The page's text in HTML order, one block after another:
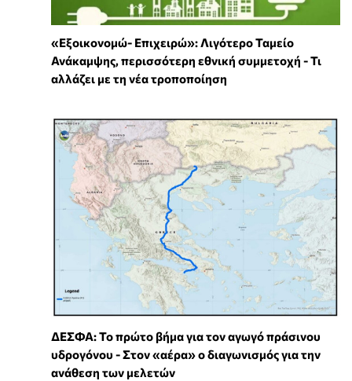
«Εξοικονομώ- Επιχειρώ»: Λιγότερο Ταμείο
Ανάκαμψης, περισσότερη εθνική συμμετοχή - Τι
αλλάζει με τη νέα τροποποίηση
ΔΕΣΦΑ: Το πρώτο βήμα για τον αγωγό πράσινου
υδρογόνου - Στον «αέρα» ο διαγωνισμός για την
ανάθεση των μελετών